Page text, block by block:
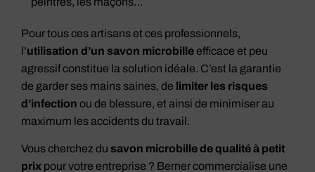
Pour tous ces artisans et ces professionnels,
l’utilisation d’un savon microbilleefficace et peu
agressif constitue la solution idéale. C’est la garantie
de garder ses mains saines, de limiter les risques
d’infection ou de blessure, et ainsi de minimiser au
maximum les accidents du travail.
Vous cherchez du savon microbille de qualité à petit
prix pour votre entreprise ? Berner commercialise une